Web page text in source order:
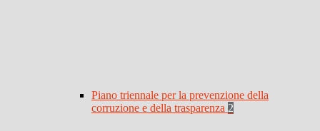
Piano triennale per la prevenzione della
corruzione e della trasparenza 2